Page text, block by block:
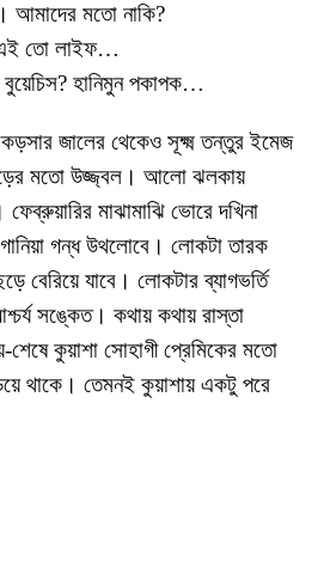
মতো নাকি?
এই তো লাইফ…
হানিমুন পকাপক…
জালের থেকেও সূক্ষ্ম তন্তুর ইমেজ
মতো উজ্জ্বল। আলো ঝলকায়
মাঝামাঝি ভোরে দখিনা
গন্ধ উথলোবে। লোকটা তারক
বেরিয়ে যাবে। লোকটার ব্যাগভর্তি
সঙ্কেত। কথায় কথায় রাস্তা
শেষে কুয়াশা সোহাগী প্রেমিকের মতো
থাকে। তেমনই কুয়াশায় একটু পরে